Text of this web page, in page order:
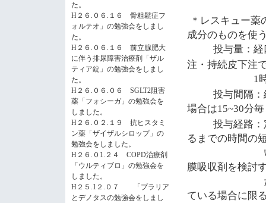
た。
H２６.０６.１６ 骨粗鬆症フ
ォルテオ」の勉強会をしまし
た。
H２６.０６.１６ 前立腺肥大
に伴う排尿障害治療剤「ザル
ティア錠」の勉強会をしまし
た。
H２６.０６.０６ SGLT2阻害
薬「フォシーガ」の勉強会を
しました。
H２６.０２.１９ 抗ヒスタミ
ン薬「ザイザルシロップ」の
勉強会をしました。
H２６.０1.２４ COPD治療剤
「ウルティブロ」の勉強会を
しました。
H２５.1２.０７ 「プラリア
とデノタスの勉強会をしまし
＊レスキュー
成分のものを使
投与量：
注・持続皮下注
1
投与間隔
場合は15~30分
投与経路
るまでの時間の
い突出痛に
膜吸収剤を検討
ただし、口
ている場合に限